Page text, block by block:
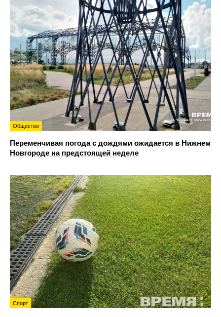
Общество
Переменчивая погода с дождями ожидается в Нижнем
Новгороде на предстоящей неделе
Спорт